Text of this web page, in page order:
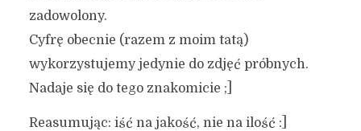
zadowolony.
Cyfrę obecnie (razem z moim tatą)
wykorzystujemy jedynie do zdjęć próbnych.
Nadaje się do tego znakomicie ;]
Reasumując: iść na jakość, nie na ilość :]